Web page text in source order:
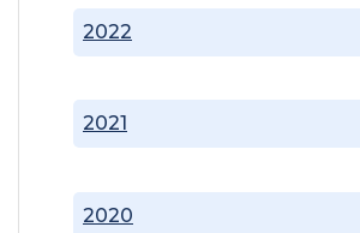
2020
2021
2022